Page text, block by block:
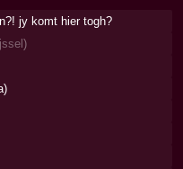
jy komt hier togh?
)